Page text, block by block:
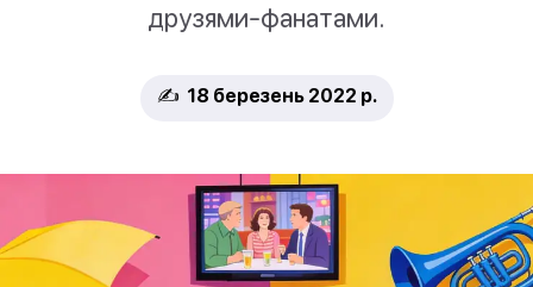
друзями-фанатами.
✍️ 18 березень 2022 р.